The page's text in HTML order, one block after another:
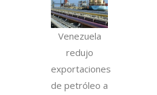
Venezuela
redujo
exportaciones
de petróleo a